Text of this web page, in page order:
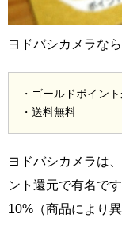
ヨドバシカメラな
・ゴールドポイン
・送料無料
ヨドバシカメラは
ント還元で有名で
10%（商品により